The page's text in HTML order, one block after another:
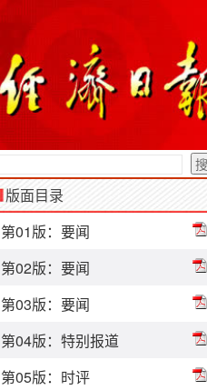
版面目录
第01版：要闻
第02版：要闻
第03版：要闻
第04版：特别报道
第05版：时评